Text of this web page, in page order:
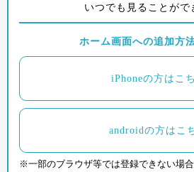
いつでも見ることがで
ホーム画面への追加方
iPhoneの方はこ
androidの方はこ
※一部のブラウザ等では登録できない場合